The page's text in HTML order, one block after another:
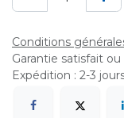
Conditions
Garantie satisfait
Expédition : 2-3